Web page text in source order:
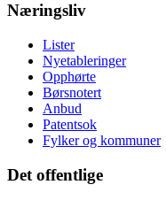
Næringsliv
Lister
Nyetableringer
Opphørte
Børsnotert
Anbud
Patentsok
Fylker og kommuner
Det offentlige